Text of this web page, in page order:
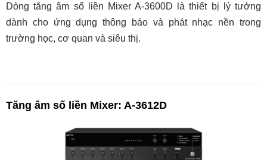
Dòng tăng âm số liền Mixer A-3600D là thiết bị lý tưởng
dành cho ứng dụng thông báo và phát nhạc nền trong
trường học, cơ quan và siêu thị.
Tăng âm số liền Mixer: A-3612D